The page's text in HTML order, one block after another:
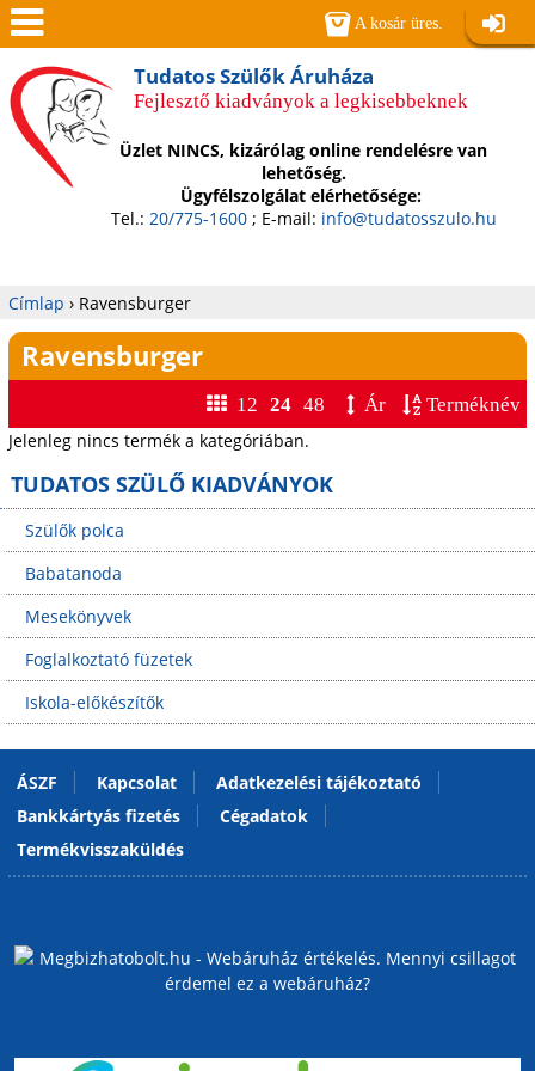
Jump to navigation
Tudatos Szülők Áruháza
Fejlesztő kiadványok a legkisebbeknek
Üzlet NINCS, kizárólag online rendelésre van
lehetőség.
Ügyfélszolgálat elérhetősége:
Tel.: 20/775-1600; E-mail: info@tudatosszulo.hu
Jelenlegi
hely
Címlap › Ravensburger
Ravensburger
12 24 48 Ár
Terméknév
Jelenleg nincs termék a kategóriában.
A kosár üres.
Men
ü
TUDATOS SZÜLŐ KIADVÁNYOK
Szülők polca
Babatanoda
Mesekönyvek
Foglalkoztató füzetek
Iskola-előkészítők
ÁSZF Kapcsolat
Adatkezelési tájékoztató
Bankkártyás fizetés
Cégadatok
Termékvisszaküldés